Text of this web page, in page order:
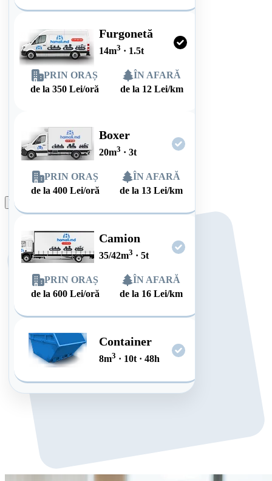
Furgonetă
14m3 · 1.5t
PRIN ORAȘ
de la 350 Lei/oră
ÎN AFARĂ
de la 12 Lei/km
Boxer
20m3 · 3t
PRIN ORAȘ
de la400 Lei/oră
ÎN AFARĂ
de la 13 Lei/km
Camion
35/42m3 · 5t
PRIN ORAȘ
de la600 Lei/oră
ÎN AFARĂ
de la 16 Lei/km
Container
8m3 · 10t · 48h
Plasează comanda